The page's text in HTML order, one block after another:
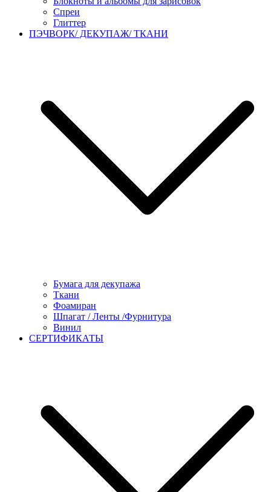
Спреи
Глиттер
ПЭЧВОРК/ ДЕКУПАЖ/ ТКАНИ
Бумага для декупажа
Ткани
Фоамиран
Шпагат / Ленты /Фурнитура
Винил
СЕРТИФИКАТЫ